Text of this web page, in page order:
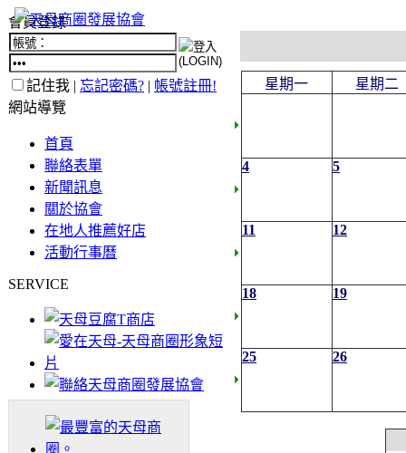
會員登錄
記住我 | 忘記密碼? | 帳號註冊!
網站導覽
首頁
聯絡表單
新聞訊息
關於協會
在地人推薦好店
活動行事曆
SERVICE
星期一 星期二
4 5
11 12
18 19
25 26